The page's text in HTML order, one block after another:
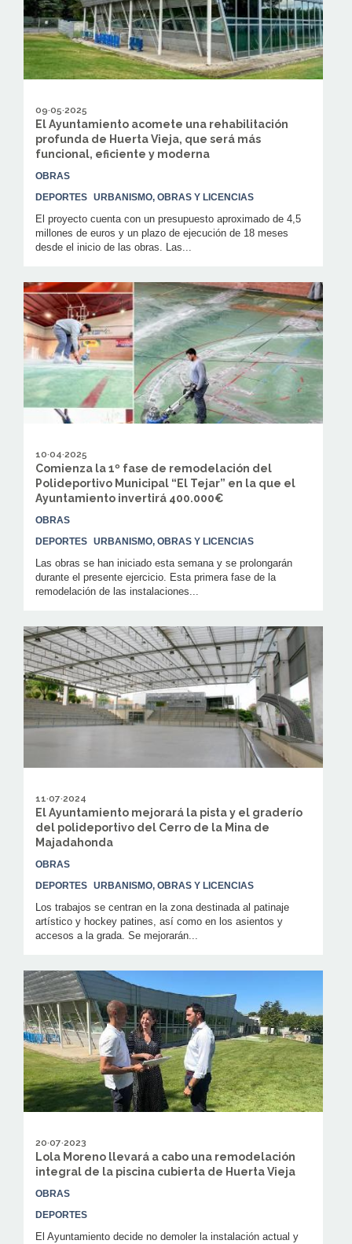
09·05·2025
El Ayuntamiento acomete una rehabilitación
profunda de Huerta Vieja, que será más
funcional, eficiente y moderna
OBRAS
DEPORTES URBANISMO, OBRAS Y LICENCIAS
El proyecto cuenta con un presupuesto aproximado de 4,5
millones de euros y un plazo de ejecución de 18 meses
desde el inicio de las obras. Las...
10·04·2025
Comienza la 1º fase de remodelación del
Polideportivo Municipal “El Tejar” en la que el
Ayuntamiento invertirá 400.000€
OBRAS
DEPORTES URBANISMO, OBRAS Y LICENCIAS
Las obras se han iniciado esta semana y se prolongarán
durante el presente ejercicio. Esta primera fase de la
remodelación de las instalaciones...
11·07·2024
El Ayuntamiento mejorará la pista y el graderío
del polideportivo del Cerro de la Mina de
Majadahonda
OBRAS
DEPORTES URBANISMO, OBRAS Y LICENCIAS
Los trabajos se centran en la zona destinada al patinaje
artístico y hockey patines, así como en los asientos y
accesos a la grada. Se mejorarán...
20·07·2023
Lola Moreno llevará a cabo una remodelación
integral de la piscina cubierta de Huerta Vieja
OBRAS
DEPORTES
El Ayuntamiento decide no demoler la instalación actual y